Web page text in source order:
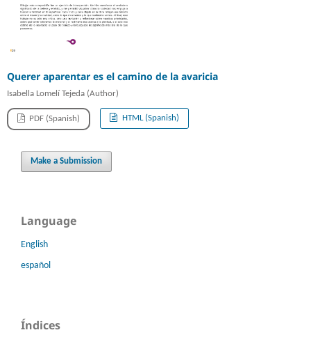
Querer aparentar es el camino de la avaricia
Isabella Lomelí Tejeda (Author)
PDF (Spanish) HTML (Spanish)
Make a Submission
Language
English
español
Índices